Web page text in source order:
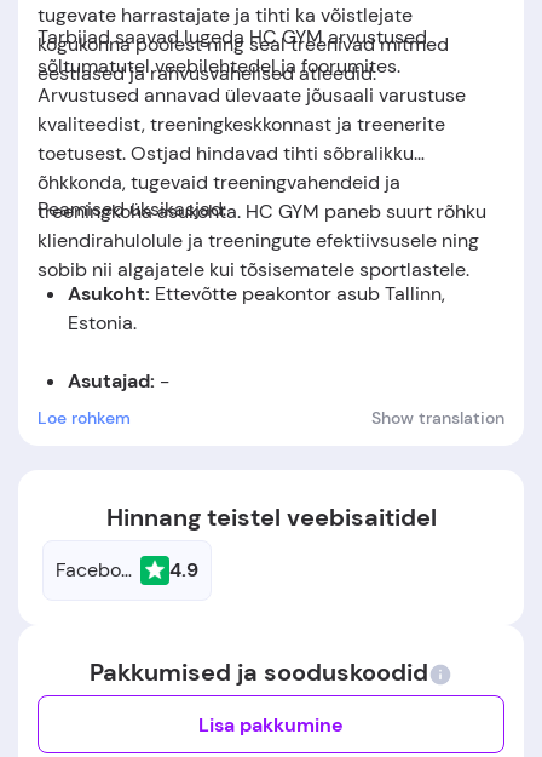
tugevate harrastajate ja tihti ka võistlejate
kogukonna poolest ning seal treenivad mitmed
eestlased ja rahvusvahelised atleedid.
Tarbijad saavad lugeda HC GYM arvustused
sõltumatutel veebilehtedel ja foorumites.
Arvustused annavad ülevaate jõusaali varustuse
kvaliteedist, treeningkeskkonnast ja treenerite
toetusest. Ostjad hindavad tihti sõbralikku
õhkkonda, tugevaid treeningvahendeid ja
treeningkoha asukohta. HC GYM paneb suurt rõhku
kliendirahulolule ja treeningute efektiivsusele ning
sobib nii algajatele kui tõsisematele sportlastele.
Peamised üksikasjad:
Asukoht: Ettevõtte peakontor asub Tallinn,
Estonia.
Asutajad: -
Loe rohkem Show translation
Hinnang teistel veebisaitidel
Facebook 4.9
Pakkumised ja sooduskoodid
Lisa pakkumine